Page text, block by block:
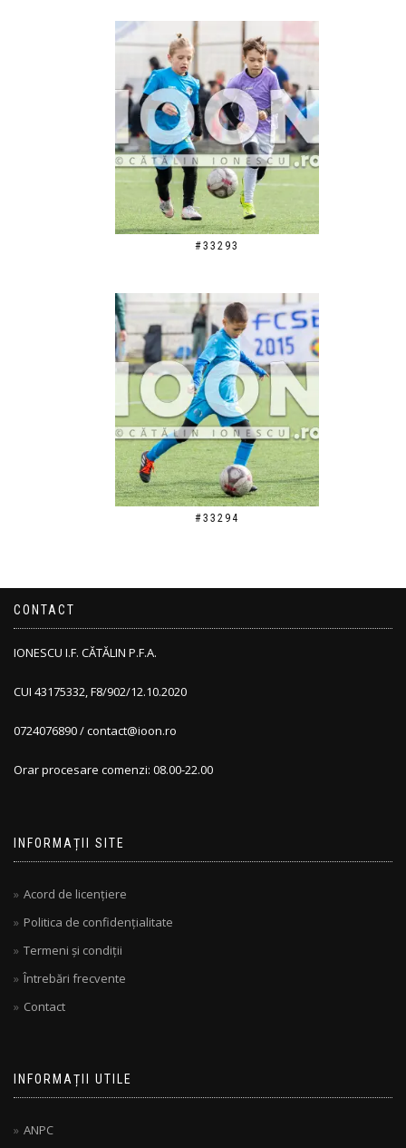
#33293
#33294
CONTACT
IONESCU I.F. CĂTĂLIN P.F.A.
CUI 43175332, F8/902/12.10.2020
0724076890 / contact@ioon.ro
Orar procesare comenzi: 08.00-22.00
INFORMAȚII SITE
Acord de licențiere
Politica de confidențialitate
Termeni și condiții
Întrebări frecvente
Contact
INFORMAȚII UTILE
ANPC